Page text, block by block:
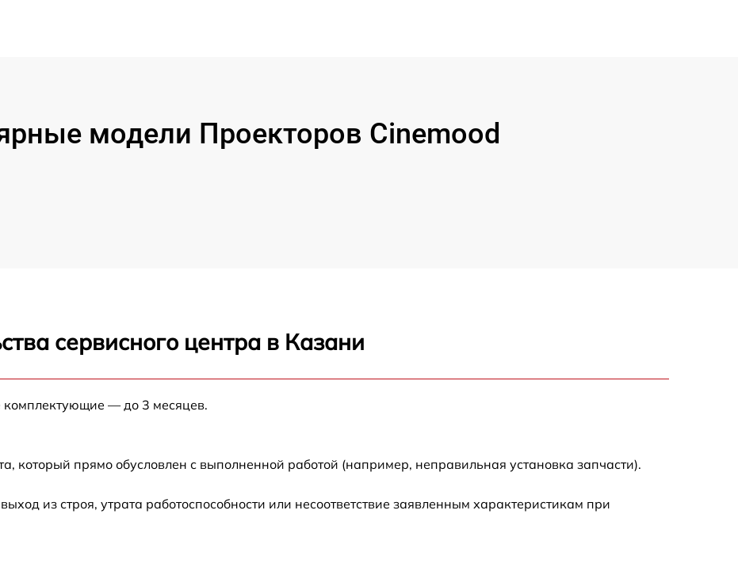
модели Проекторов Cinemood
сервисного центра в Казани
комплектующие — до 3 месяцев.
который прямо обусловлен с выполненной работой (например, неправильная установка запчасти).
из строя, утрата работоспособности или несоответствие заявленным характеристикам при